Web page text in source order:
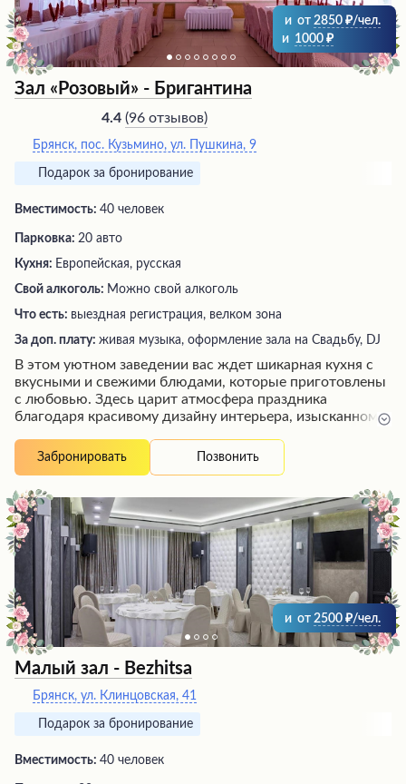
и от 2850
/чел.
и 1000
Зал «Розовый» - Бригантина
4.4 (96 отзывов)
Брянск, пос. Кузьмино, ул. Пушкина, 9
Подарок за бронирование
Вместимость: 40 человек
Парковка: 20 авто
Кухня: Европейская, русская
Свой алкоголь: Можно свой алкоголь
Что есть: выездная регистрация, велком зона
За доп. плату: живая музыка, оформление зала на Свадьбу, DJ
В этом уютном заведении вас ждет шикарная кухня с
вкусными и свежими блюдами, которые приготовлены
с любовью. Здесь царит атмосфера праздника
благодаря красивому дизайну интерьера, изысканному
официантов. Гости отмечают, что заведение идеально
подходит для проведения торжественных
где можно насладиться изысканной атмосферой и
высоким уровнем организации. Посетители остаются
довольны обслуживанием, разумными ценами и
рекомендуют это место своим близким.
Забронировать Позвонить
и от 2500 /чел.
Малый зал - Bezhitsa
Брянск, ул. Клинцовская, 41
Подарок за бронирование
Вместимость: 40 человек